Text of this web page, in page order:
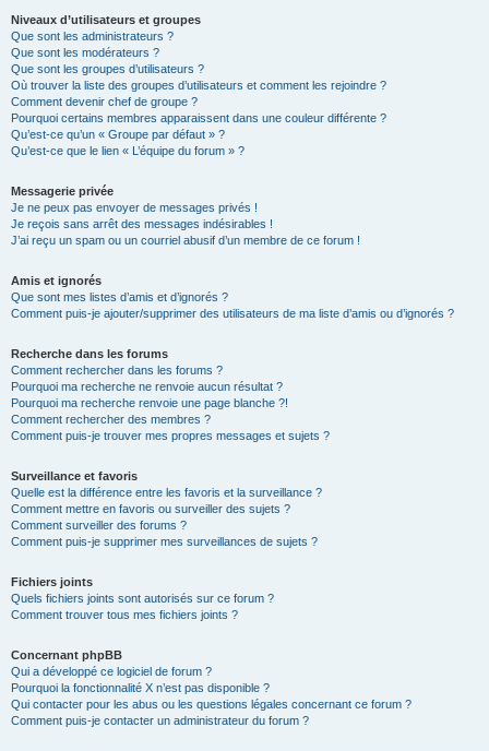
Niveaux d’utilisateurs et groupes
Que sont les administrateurs ?
Que sont les modérateurs ?
Que sont les groupes d’utilisateurs ?
Où trouver la liste des groupes d’utilisateurs et comment les rejoindre ?
Comment devenir chef de groupe ?
Pourquoi certains membres apparaissent dans une couleur différente ?
Qu’est-ce qu’un « Groupe par défaut » ?
Qu’est-ce que le lien « L’équipe du forum » ?
Messagerie privée
Je ne peux pas envoyer de messages privés !
Je reçois sans arrêt des messages indésirables !
J’ai reçu un spam ou un courriel abusif d’un membre de ce forum !
Amis et ignorés
Que sont mes listes d’amis et d’ignorés ?
Comment puis-je ajouter/supprimer des utilisateurs de ma liste d’amis ou d’ignorés ?
Recherche dans les forums
Comment rechercher dans les forums ?
Pourquoi ma recherche ne renvoie aucun résultat ?
Pourquoi ma recherche renvoie une page blanche ?!
Comment rechercher des membres ?
Comment puis-je trouver mes propres messages et sujets ?
Surveillance et favoris
Quelle est la différence entre les favoris et la surveillance ?
Comment mettre en favoris ou surveiller des sujets ?
Comment surveiller des forums ?
Comment puis-je supprimer mes surveillances de sujets ?
Fichiers joints
Quels fichiers joints sont autorisés sur ce forum ?
Comment trouver tous mes fichiers joints ?
Concernant phpBB
Qui a développé ce logiciel de forum ?
Pourquoi la fonctionnalité X n’est pas disponible ?
Qui contacter pour les abus ou les questions légales concernant ce forum ?
Comment puis-je contacter un administrateur du forum ?